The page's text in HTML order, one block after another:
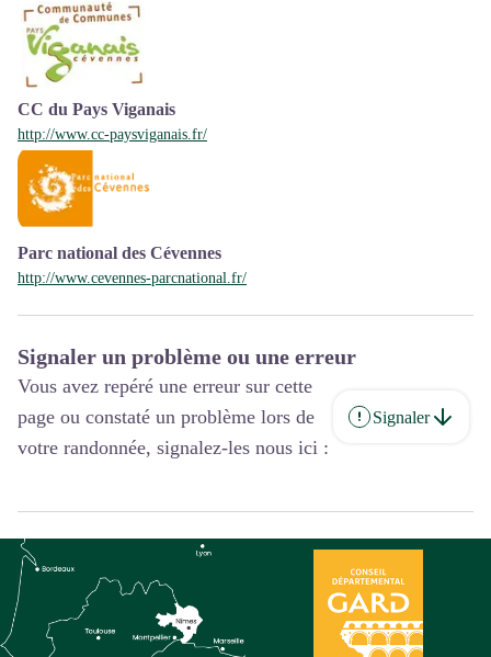
CC du Pays Viganais
http://www.cc-paysviganais.fr/
Parc national des Cévennes
http://www.cevennes-parcnational.fr/
Signaler un problème ou une erreur
Vous avez repéré une erreur sur cette
page ou constaté un problème lors de
votre randonnée, signalez-les nous ici :
Signaler